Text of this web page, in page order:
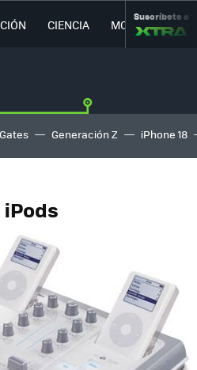
CIENCIA MOVILIDAD
Suscríbete a
Generación Z iPhone 18